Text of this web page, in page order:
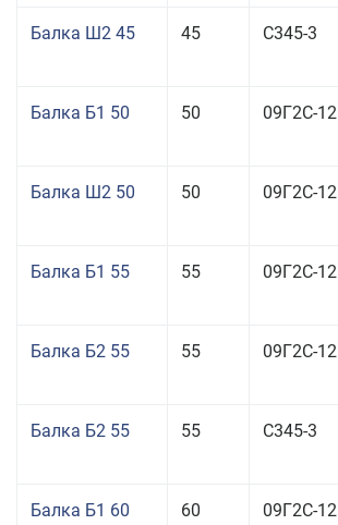
Балка Ш2 45 45 С345-3
Балка Б1 50 50 09Г2С-12
Балка Ш2 50 50 09Г2С-12
Балка Б1 55 55 09Г2С-12
Балка Б2 55 55 09Г2С-12
Балка Б2 55 55 С345-3
Балка Б1 60 60 09Г2С-12